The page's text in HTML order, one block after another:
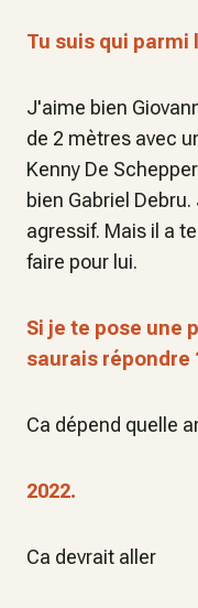
Tu suis qui parmi
J'aime bien
de 2 mètres avec
Kenny De
bien Gabriel
agressif. Mais il a
faire pour lui.
Si je te pose une
saurais répondre
Ca dépend quelle
2022.
Ca devrait aller